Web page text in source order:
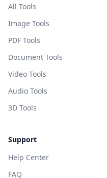
All Tools
Image Tools
PDF Tools
Document Tools
Video Tools
Audio Tools
3D Tools
Support
Help Center
FAQ